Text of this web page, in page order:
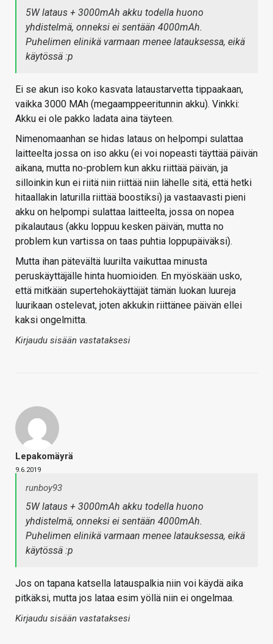
5W lataus + 3000mAh akku todella huono
yhdistelmä, onneksi ei sentään 4000mAh.
Puhelimen elinikä varmaan menee latauksessa, eikä
käytössä :p
Ei se akun iso koko kasvata lataustarvetta tippaakaan,
vaikka 3000 MAh (megaamppeeritunnin akku). Vinkki:
Akku ei ole pakko ladata aina täyteen.
Nimenomaanhan se hidas lataus on helpompi sulattaa
laitteelta jossa on iso akku (ei voi nopeasti täyttää päivän
aikana, mutta no-problem kun akku riittää päivän, ja
silloinkin kun ei riitä niin riittää niin lähelle sitä, että hetki
hitaallakin laturilla riittää boostiksi) ja vastaavasti pieni
akku on helpompi sulattaa laitteelta, jossa on nopea
pikalautaus (akku loppuu kesken päivän, mutta no
problem kun vartissa on taas puhtia loppupäiväksi).
Mutta ihan pätevältä luurilta vaikuttaa minusta
peruskäyttäjälle hinta huomioiden. En myöskään usko,
että mitkään supertehokäyttäjät tämän luokan luureja
luurikaan ostelevat, joten akkukin riittänee päivän ellei
kaksi ongelmitta.
Kirjaudu sisään vastataksesi
Lepakomäyrä
9.6.2019
runboy93
5W lataus + 3000mAh akku todella huono
yhdistelmä, onneksi ei sentään 4000mAh.
Puhelimen elinikä varmaan menee latauksessa, eikä
käytössä :p
Jos on tapana katsella latauspalkia niin voi käydä aika
pitkäksi, mutta jos lataa esim yöllä niin ei ongelmaa.
Kirjaudu sisään vastataksesi